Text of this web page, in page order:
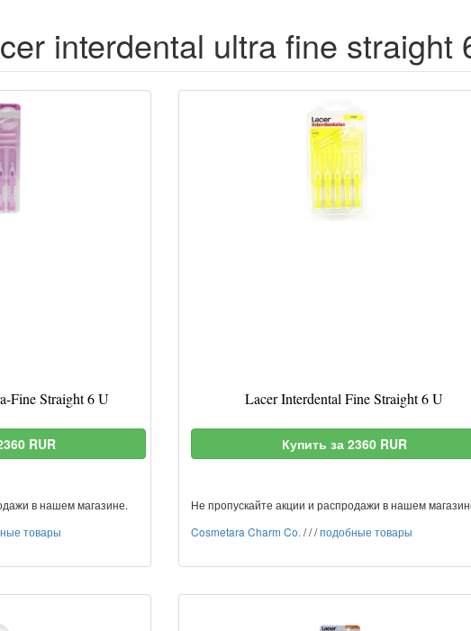
interdental ultra fine straight
Fine Straight 6 U
RUR
в нашем магазине.
товары
Lacer Interdental Fine Straight 6 U
Купить за 2360 RUR
Не пропускайте акции и распродажи в нашем
Cosmetara Charm Co. ///подобные товары